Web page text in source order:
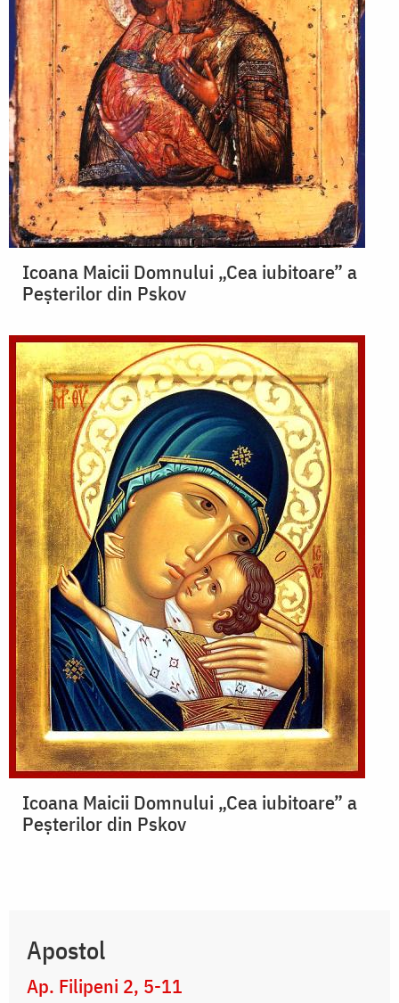
Icoana Maicii Domnului „Cea iubitoare” a
Peșterilor din Pskov
Icoana Maicii Domnului „Cea iubitoare” a
Peșterilor din Pskov
Apostol
Ap. Filipeni 2, 5-11